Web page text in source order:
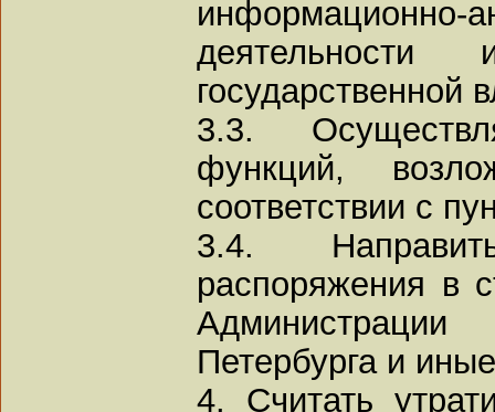
информационно-
деятельности
государственной
3.3.
функций,
соответствии с
3.4.
распоряжения в
Петербурга и
4. Считать